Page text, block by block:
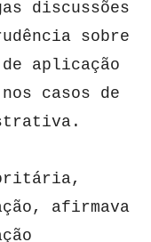
discussões
sobre
aplicação
casos de
afirmava